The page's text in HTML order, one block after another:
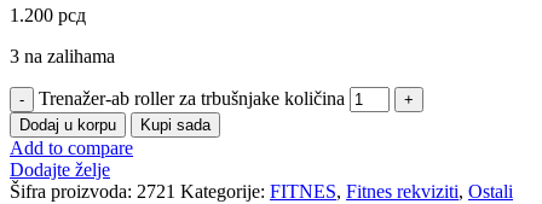
1.200 рсд
3 na zalihama
Trenažer-ab roller za trbušnjake količina
Dodaj u korpu Kupi sada
Add to compare
Dodajte želje
Šifra proizvoda: 2721 Kategorije: FITNES, Fitnes rekviziti, Ostali